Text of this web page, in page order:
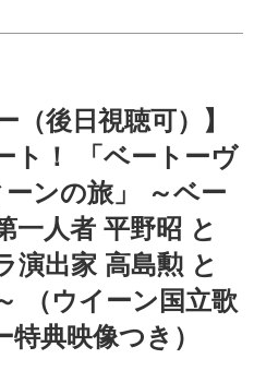
（後日視聴可）】
ト！ 「ベートーヴ
ンの旅」 ～ベー
一人者 平野昭 と
演出家 高島勲 と
（ウイーン国立歌
典映像つき）